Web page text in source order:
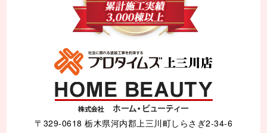
〒329-0618 栃木県河内郡上三川町しらさぎ2-34-6